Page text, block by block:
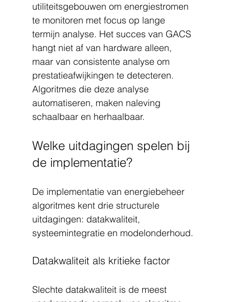
utiliteitsgebouwen om energiestromen
te monitoren met focus op lange
termijn analyse. Het succes van GACS
hangt niet af van hardware alleen,
maar van consistente analyse om
prestatieafwijkingen te detecteren.
Algoritmes die deze analyse
automatiseren, maken naleving
schaalbaar en herhaalbaar.
Welke uitdagingen spelen bij
de implementatie?
De implementatie van energiebeheer
algoritmes kent drie structurele
uitdagingen: datakwaliteit,
systeemintegratie en modelonderhoud.
Datakwaliteit als kritieke factor
Slechte datakwaliteit is de meest